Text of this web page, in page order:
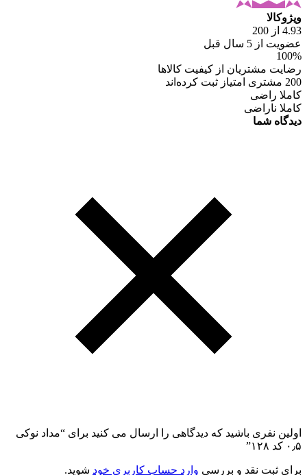
ویژوکالا
4.93 از 200
عضویت از 5 سال قبل
100%
رضایت مشتریان از کیفیت کالاها
200 مشتری امتیاز ثبت کرده‌اند
کاملا راضی
کاملا ناراضی
دیدگاه شما
اولین نفری باشید که دیدگاهی را ارسال می کنید برای “مداد نوکی
۰٫۵ کد ۱۲۸”
برای ثبت نقد و بررسی وارد حساب کاربری خود شوید.